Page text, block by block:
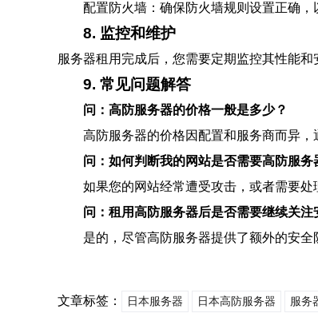
配置防火墙：确保防火墙规则设置正确，
8. 监控和维护
服务器租用完成后，您需要定期监控其性能
9. 常见问题解答
问：高防服务器的价格一般是多少？
高防服务器的价格因配置和服务商而异
问：如何判断我的网站是否需要高防服务
如果您的网站经常遭受攻击，或者需要
问：租用高防服务器后是否需要继续关注
是的，尽管高防服务器提供了额外的安
文章标签： 日本服务器 日本高防服务器 服务